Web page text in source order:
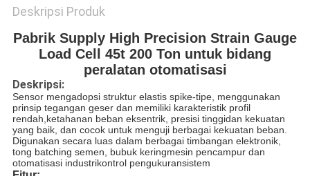
Deskripsi Produk
Pabrik Supply High Precision Strain Gauge
Load Cell 45t 200 Ton untuk bidang
peralatan otomatisasi
Deskripsi:
Sensor mengadopsi struktur elastis spike-tipe, menggunakan
prinsip tegangan geser dan memiliki karakteristik profil
rendah,ketahanan beban eksentrik, presisi tinggidan kekuatan
yang baik, dan cocok untuk menguji berbagai kekuatan beban.
Digunakan secara luas dalam berbagai timbangan elektronik,
tong batching semen, bubuk keringmesin pencampur dan
otomatisasi industrikontrol pengukuransistem